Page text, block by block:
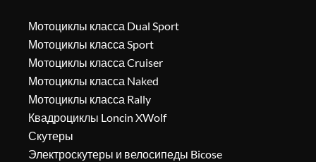
Мотоциклы класса Dual Sport
Мотоциклы класса Sport
Мотоциклы класса Cruiser
Мотоциклы класса Naked
Мотоциклы класса Rally
Квадроциклы Loncin XWolf
Скутеры
Электроскутеры и велосипеды Bicose